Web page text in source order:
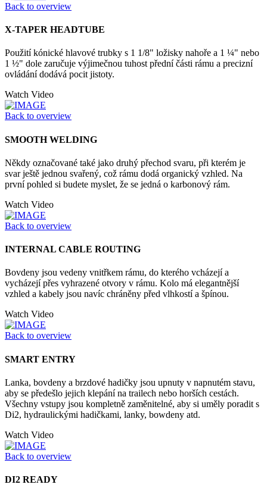
Back to overview
X-TAPER HEADTUBE
Použití kónické hlavové trubky s 1 1/8" ložisky nahoře a 1 ¼" nebo
1 ½" dole zaručuje výjimečnou tuhost přední části rámu a precizní
ovládání dodává pocit jistoty.
Watch Video
Back to overview
SMOOTH WELDING
Někdy označované také jako druhý přechod svaru, při kterém je
svar ještě jednou svařený, což rámu dodá organický vzhled. Na
první pohled si budete myslet, že se jedná o karbonový rám.
Watch Video
Back to overview
INTERNAL CABLE ROUTING
Bovdeny jsou vedeny vnitřkem rámu, do kterého vcházejí a
vycházejí přes vyhrazené otvory v rámu. Kolo má elegantnější
vzhled a kabely jsou navíc chráněny před vlhkostí a špínou.
Watch Video
Back to overview
SMART ENTRY
Lanka, bovdeny a brzdové hadičky jsou upnuty v napnutém stavu,
aby se předešlo jejich klepání na trailech nebo horších cestách.
Všechny vstupy jsou kompletně zaměnitelné, aby si uměly poradit s
Di2, hydraulickými hadičkami, lanky, bowdeny atd.
Watch Video
Back to overview
DI2 READY